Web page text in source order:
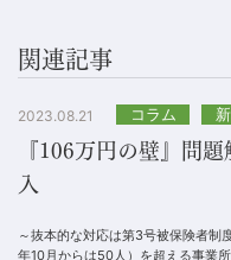
関連記事
2023.08.21 コラム
『106万円の壁』問
入
～抜本的な対応は第3号被保険者
年10月からは50人）を超える事業